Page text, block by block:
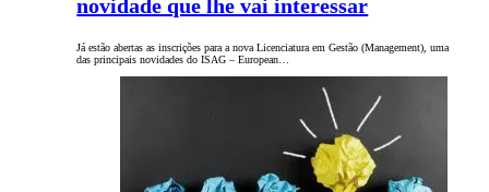
novidade que lhe vai interessar
Já estão abertas as inscrições para a nova Licenciatura em Gestão (Management), uma
das principais novidades do ISAG – European…